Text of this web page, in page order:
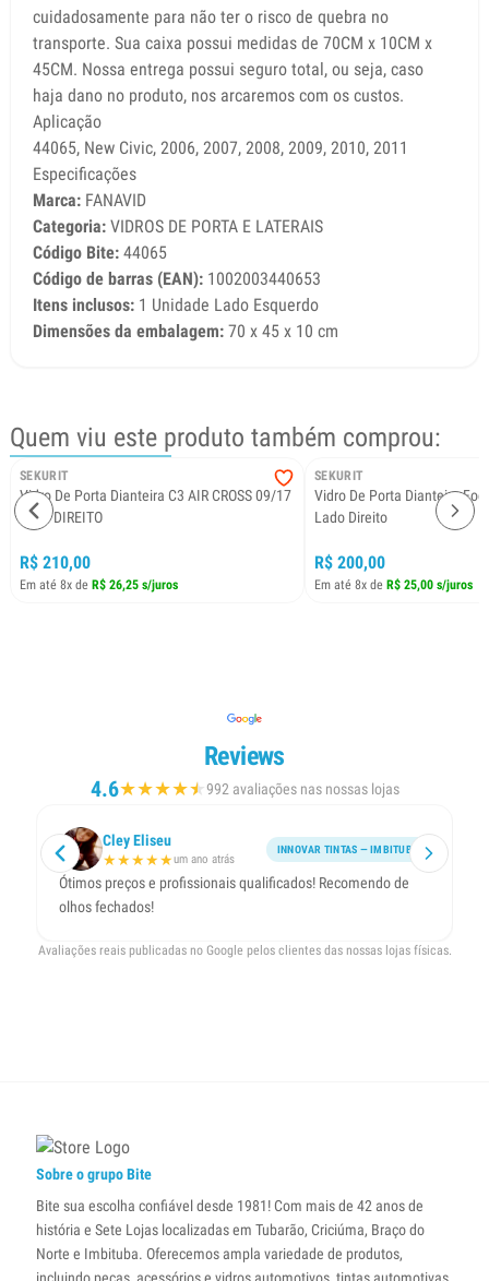
cuidadosamente para não ter o risco de quebra no
transporte. Sua caixa possui medidas de 70CM x 10CM x
45CM. Nossa entrega possui seguro total, ou seja, caso
haja dano no produto, nos arcaremos com os custos.
Aplicação
44065, New Civic, 2006, 2007, 2008, 2009, 2010, 2011
Especificações
Marca: FANAVID
Categoria: VIDROS DE PORTA E LATERAIS
Código Bite: 44065
Código de barras (EAN): 1002003440653
Itens inclusos: 1 Unidade Lado Esquerdo
Dimensões da embalagem: 70 x 45 x 10 cm
Quem viu este produto também comprou:
SEKURIT
Vidro De Porta Dianteira C3 AIR CROSS 09/17
Lado DIREITO
R$ 210,00
Em até 8x de R$ 26,25 s/juros
SEKURIT
Vidro De Porta Dianteira
Lado Direito
R$ 200,00
Em até 8x de R$ 25,00 s/juros
Reviews
4.6★★★★★
★992 avaliações nas nossas lojas
Cley Eliseu
★★★★★um ano atrás
INNOVAR TINTAS — IMBITUBA
Ótimos preços e profissionais qualificados! Recomendo de
olhos fechados!
Avaliações reais publicadas no Google pelos clientes das nossas lojas físicas.
Sobre o grupo Bite
Bite sua escolha confiável desde 1981! Com mais de 42 anos de
história e Sete Lojas localizadas em Tubarão, Criciúma, Braço do
Norte e Imbituba. Oferecemos ampla variedade de produtos,